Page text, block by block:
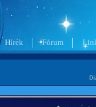
Hírek Fórum